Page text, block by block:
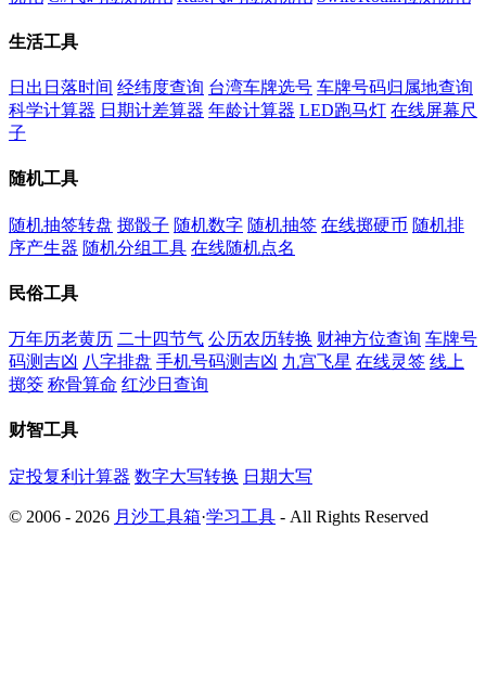
生活工具
日出日落时间 经纬度查询 台湾车牌选号 车牌号码归属地查询
科学计算器 日期计差算器 年龄计算器 LED跑马灯 在线屏幕尺
子
随机工具
随机抽签转盘 掷骰子 随机数字 随机抽签 在线掷硬币 随机排
序产生器 随机分组工具 在线随机点名
民俗工具
万年历老黄历 二十四节气 公历农历转换 财神方位查询 车牌号
码测吉凶 八字排盘 手机号码测吉凶 九宫飞星 在线灵签 线上
掷筊 称骨算命 红沙日查询
财智工具
定投复利计算器 数字大写转换 日期大写
© 2006 - 2026 月沙工具箱·学习工具 - All Rights Reserved